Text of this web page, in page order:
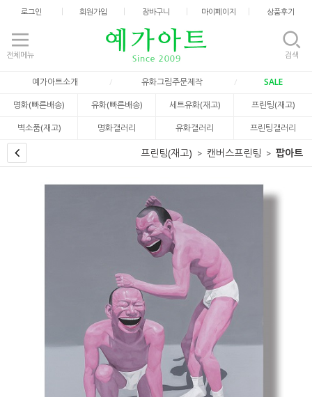
로그인 회원가입 장바구니 마이페이지 상품후기
전체메뉴 검색
예가아트소개 유화그림주문제작
SALE
명화(빠른배송)
유화(빠른배송) 세트유화(재고)
프린팅(재고)
벽소품(재고)
명화갤러리 유화갤러리 프린팅갤러리
프린팅(재고) 캔버스프린팅 팝아트